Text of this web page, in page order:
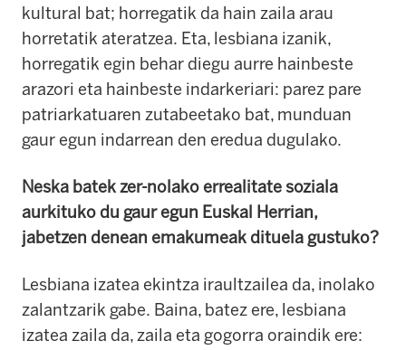
kultural bat; horregatik da hain zaila arau
horretatik ateratzea. Eta, lesbiana izanik,
horregatik egin behar diegu aurre hainbeste
arazori eta hainbeste indarkeriari: parez pare
patriarkatuaren zutabeetako bat, munduan
gaur egun indarrean den eredua dugulako.
Neska batek zer-nolako errealitate soziala
aurkituko du gaur egun Euskal Herrian,
jabetzen denean emakumeak dituela gustuko?
Lesbiana izatea ekintza iraultzailea da, inolako
zalantzarik gabe. Baina, batez ere, lesbiana
izatea zaila da, zaila eta gogorra oraindik ere: